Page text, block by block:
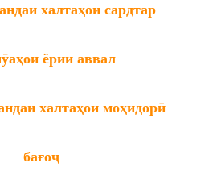
халтаҳои сардтар
ёрии аввал
халтаҳои моҳидорӣ
бағоҷ